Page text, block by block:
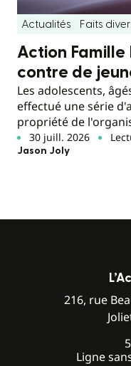
Actualités Faits
Action
contre de
Les adolescents,
effectué une série
propriété de
30 juill. 2026
Jason Joly
216, rue
Ligne